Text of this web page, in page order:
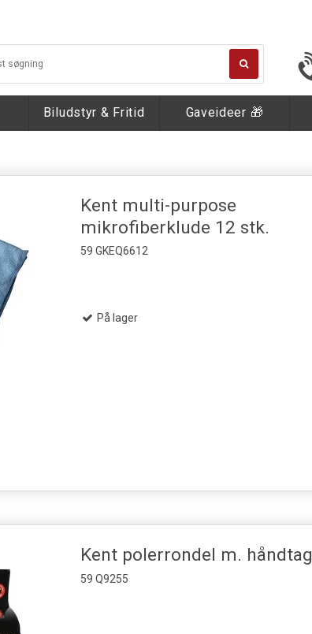
Biludstyr & Fritid Gaveideer 🎁
Kent multi-purpose
mikrofiberklude 12 stk.
59 GKEQ6612
På lager
Kent polerrondel m. håndtag
59 Q9255